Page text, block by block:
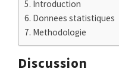
Introduction
Donnees statistiques
Methodologie
Discussion